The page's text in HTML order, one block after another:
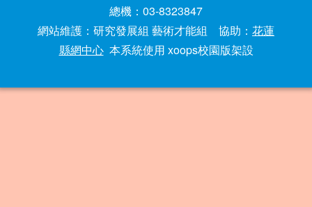
總機：03-8323847
網站維護：研究發展組 藝術才能組 協助： 花蓮
縣網中心本系統使用 xoops校園版架設